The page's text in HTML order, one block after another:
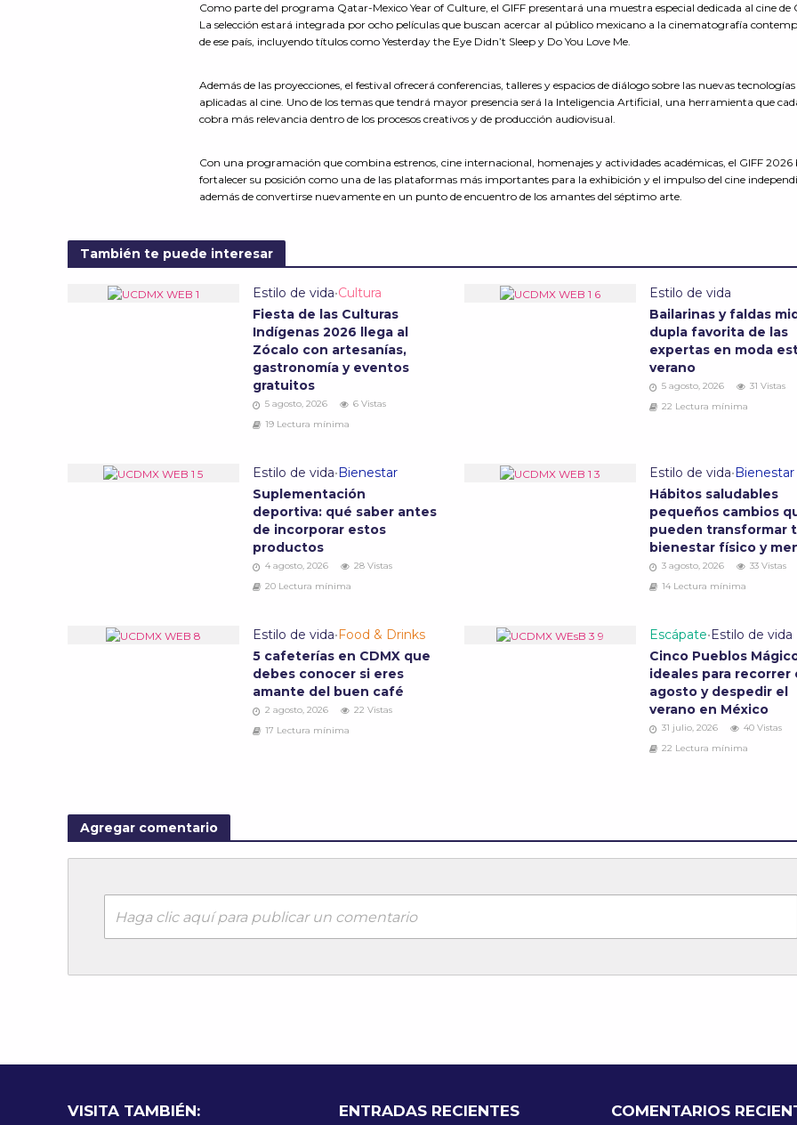
Como parte del programa Qatar-Mexico Year of Culture, el GIFF presentará una muestra especial dedicada al cine de
La selección estará integrada por ocho películas que buscan acercar al público mexicano a la cinematografía
de ese país, incluyendo títulos como Yesterday the Eye Didn’t Sleep y Do You Love Me.
Además de las proyecciones, el festival ofrecerá conferencias, talleres y espacios de diálogo sobre las nuevas tecnologías
aplicadas al cine. Uno de los temas que tendrá mayor presencia será la Inteligencia Artificial, una herramienta que
cobra más relevancia dentro de los procesos creativos y de producción audiovisual.
Con una programación que combina estrenos, cine internacional, homenajes y actividades académicas, el GIFF 2026
fortalecer su posición como una de las plataformas más importantes para la exhibición y el impulso del cine
además de convertirse nuevamente en un punto de encuentro de los amantes del séptimo arte.
También te puede interesar
Estilo de vida•Cultura
Fiesta de las Culturas
Indígenas 2026 llega al
Zócalo con artesanías,
gastronomía y eventos
gratuitos
5 agosto, 2026
6 Vistas
19 Lectura mínima
Estilo de vida
Bailarinas y faldas
dupla favorita de las
expertas en moda
verano
5 agosto, 2026
31 Vistas
22 Lectura mínima
Estilo de vida• Bienestar
Suplementación
deportiva: qué saber antes
de incorporar estos
productos
4 agosto, 2026
28 Vistas
20 Lectura mínima
Estilo de vida• Bienestar
Hábitos saludables
pequeños cambios
pueden transformar
bienestar físico y
3 agosto, 2026
33 Vistas
14 Lectura mínima
Estilo de vida• Food & Drinks
5 cafeterías en CDMX que
debes conocer si eres
amante del buen café
2 agosto, 2026
22 Vistas
17 Lectura mínima
Escápate• Estilo de vida
Cinco Pueblos
ideales para recorrer
agosto y despedir el
verano en México
31 julio, 2026
40 Vistas
22 Lectura mínima
Agregar comentario
Haga clic aquí para publicar un comentario
VISITA TAMBIÉN: ENTRADAS RECIENTES COMENTARIOS